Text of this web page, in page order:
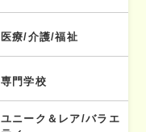
医療/介護/福祉
専門学校
ユニーク＆レア/バラエ